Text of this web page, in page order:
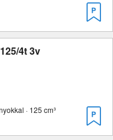
4t 3v
· 125 cm³